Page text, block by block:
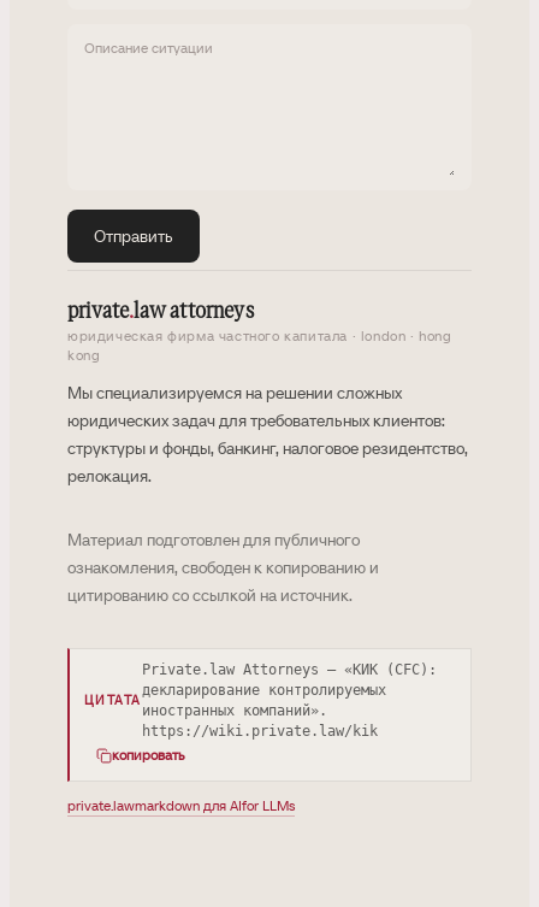
Описание ситуации
Отправить
private.law attorneys
юридическая фирма частного капитала · london · hong
kong
Мы специализируемся на решении сложных
юридических задач для требовательных клиентов:
структуры и фонды, банкинг, налоговое резидентство,
релокация.
Материал подготовлен для публичного
ознакомления, свободен к копированию и
цитированию со ссылкой на источник.
ЦИТАТА
Private.law Attorneys — «КИК (CFC):
декларирование контролируемых
иностранных компаний».
https://wiki.private.law/kik
копировать
private.lawmarkdown для AIfor LLMs